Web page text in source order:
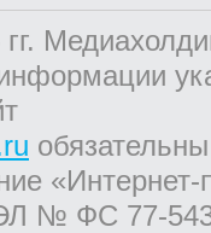
№ ФС 77-